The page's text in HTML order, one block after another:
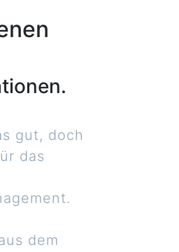
gut, doch
das
dem